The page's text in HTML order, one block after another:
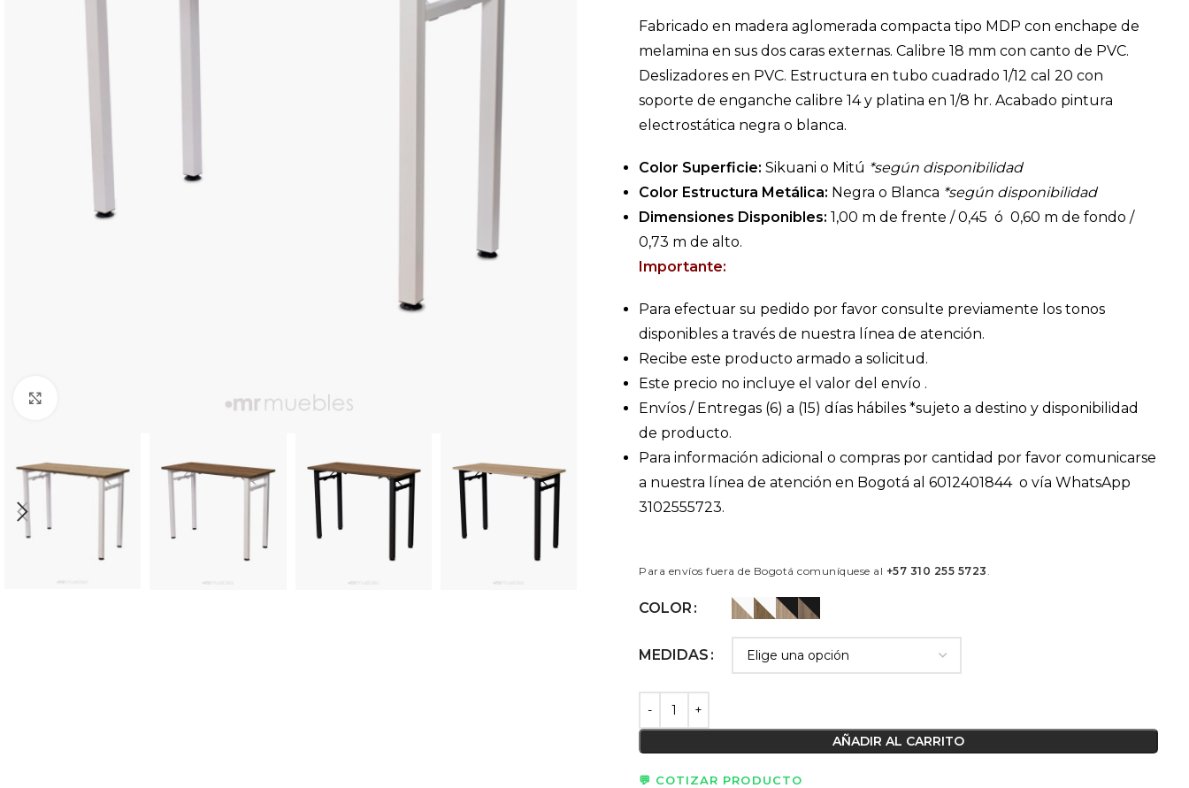
Fabricado en madera aglomerada compacta tipo MDP con enchape de
melamina en sus dos caras externas. Calibre 18 mm con canto de PVC.
Deslizadores en PVC. Estructura en tubo cuadrado 1/12 cal 20 con
soporte de enganche calibre 14 y platina en 1/8 hr. Acabado pintura
electrostática negra o blanca.
Color Superficie: Sikuani o Mitú *según disponibilidad
Color Estructura Metálica: Negra o Blanca *según disponibilidad
Dimensiones Disponibles: 1,00 m de frente / 0,45 ó 0,60 m de fondo /
0,73 m de alto.
Importante:
Para efectuar su pedido por favor consulte previamente los tonos
disponibles a través de nuestra línea de atención.
Recibe este producto armado a solicitud.
Este precio no incluye el valor del envío .
Envíos / Entregas (6) a (15) días hábiles *sujeto a destino y disponibilidad
de producto.
Para información adicional o compras por cantidad por favor comunicarse
a nuestra línea de atención en Bogotá al 6012401844 o vía WhatsApp
3102555723.
Para envíos fuera de Bogotá comuníquese al +57 310 255 5723.
COLOR
MEDIDAS
AÑADIR AL CARRITO
💬 COTIZAR PRODUCTO